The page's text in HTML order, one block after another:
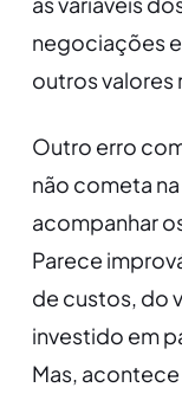
negociações
outros
Outro erro
não cometa
acompanhar
Parece
de custos, do
investido em
Mas,